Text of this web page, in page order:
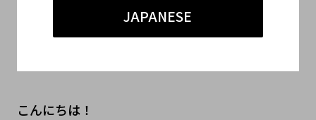
JAPANESE
こんにちは！